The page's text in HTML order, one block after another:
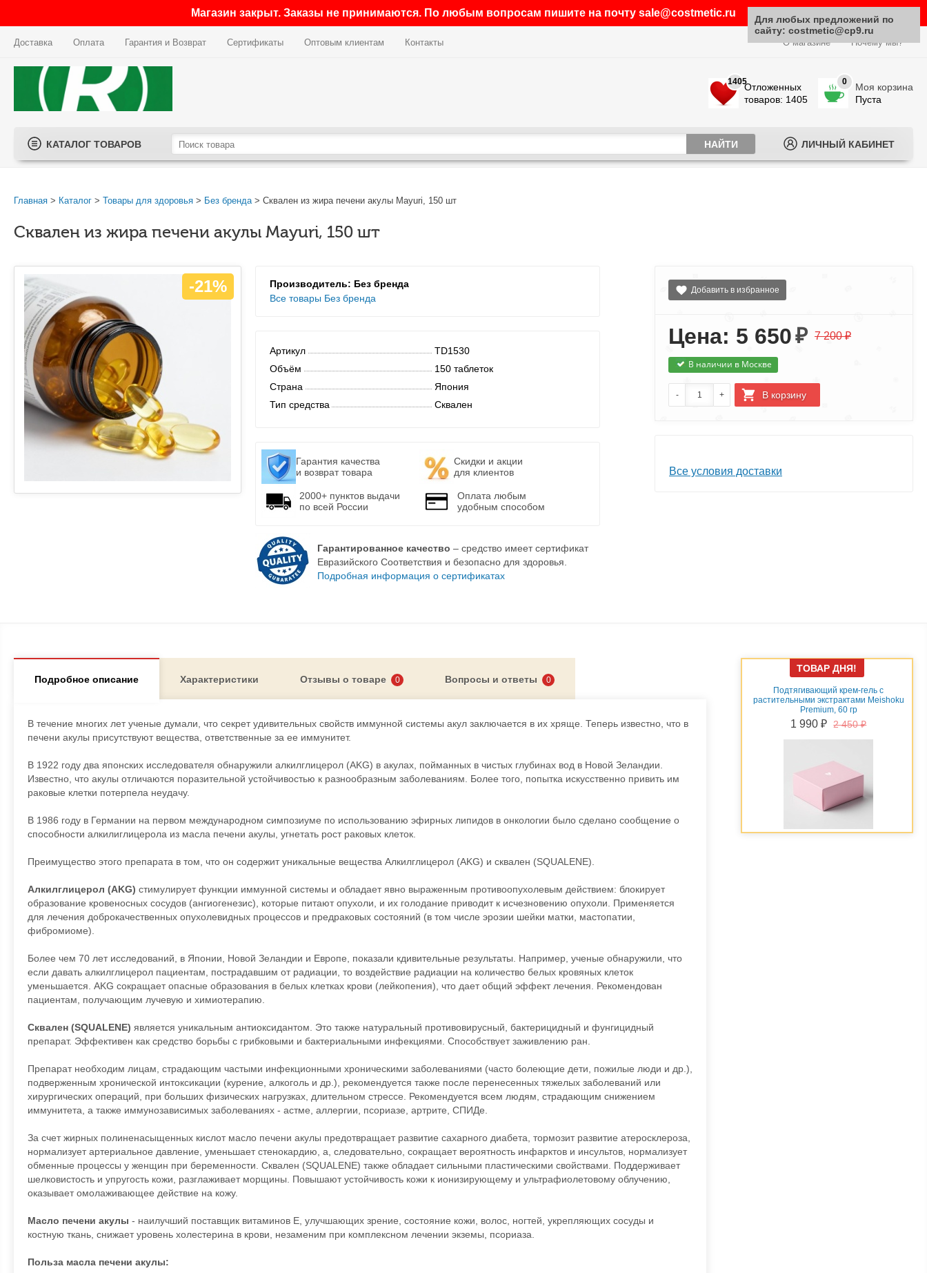
Магазин закрыт. Заказы не принимаются. По любым вопросам пишите на почту sale@costmetic.ru
Доставка Оплата Гарантия и Возврат Сертификаты Оптовым клиентам Контакты О магазине Почему мы?
1405Отложенных
товаров: 1405
0
Моя корзина
Пуста
КАТАЛОГ ТОВАРОВ ЛИЧНЫЙ КАБИНЕТ
Главная > Каталог > Товары для здоровья > Без бренда> Сквален из жира печени акулы Mayuri, 150 шт
Сквален из жира печени акулы Mayuri, 150 шт
-21% Добавить в избранное
Цена: 5 650₽ 7 200 ₽
В наличии в Москве
Все условия доставки
Производитель: Без бренда
Все товары Без бренда
Артикул
TD1530
Объём
150 таблеток
Страна
Япония
Тип средства
Сквален
Гарантия качества
и возврат товара
Скидки и акции
для клиентов
2000+ пунктов выдачи
по всей России
Оплата любым
удобным способом
Гарантированное качество – средство имеет сертификат
Евразийского Соответствия и безопасно для здоровья.
Подробная информация о сертификатах
Подробное описание Характеристики Отзывы о товаре 0 Вопросы и ответы 0
В течение многих лет ученые думали, что секрет удивительных свойств иммунной системы акул заключается в их хряще. Теперь известно, что в
печени акулы присутствуют вещества, ответственные за ее иммунитет.
В 1922 году два японских исследователя обнаружили алкилглицерол (AKG) в акулах, пойманных в чистых глубинах вод в Новой Зеландии.
Известно, что акулы отличаются поразительной устойчивостью к разнообразным заболеваниям. Более того, попытка искусственно привить им
раковые клетки потерпела неудачу.
В 1986 году в Германии на первом международном симпозиуме по использованию эфирных липидов в онкологии было сделано сообщение о
способности алкилиглицерола из масла печени акулы, угнетать рост раковых клеток.
Преимущество этого препарата в том, что он содержит уникальные вещества Алкилглицерол (AKG) и сквален (SQUALENE).
Алкилглицерол (AKG) стимулирует функции иммунной системы и обладает явно выраженным противоопухолевым действием: блокирует
образование кровеносных сосудов (ангиогенезис), которые питают опухоли, и их голодание приводит к исчезновению опухоли. Применяется
для лечения доброкачественных опухолевидных процессов и предраковых состояний (в том числе эрозии шейки матки, мастопатии,
фибромиоме).
Более чем 70 лет исследований, в Японии, Новой Зеландии и Европе, показали кдивительные результаты. Например, ученые обнаружили, что
если давать алкилглицерол пациентам, пострадавшим от радиации, то воздействие радиации на количество белых кровяных клеток
уменьшается. AKG сокращает опасные образования в белых клетках крови (лейкопения), что дает общий эффект лечения. Рекомендован
пациентам, получающим лучевую и химиотерапию.
Сквален (SQUALENE) является уникальным антиоксидантом. Это также натуральный противовирусный, бактерицидный и фунгицидный
препарат. Эффективен как средство борьбы с грибковыми и бактериальными инфекциями. Способствует заживлению ран.
Препарат необходим лицам, страдающим частыми инфекционными хроническими заболеваниями (часто болеющие дети, пожилые люди и др.),
подверженным хронической интоксикации (курение, алкоголь и др.), рекомендуется также после перенесенных тяжелых заболеваний или
хирургических операций, при больших физических нагрузках, длительном стрессе. Рекомендуется всем людям, страдающим снижением
иммунитета, а также иммунозависимых заболеваниях - астме, аллергии, псориазе, артрите, СПИДе.
За счет жирных полиненасыщенных кислот масло печени акулы предотвращает развитие сахарного диабета, тормозит развитие атеросклероза,
нормализует артериальное давление, уменьшает стенокардию, а, следовательно, сокращает вероятность инфарктов и инсультов, нормализует
обменные процессы у женщин при беременности. Сквален (SQUALENE) также обладает сильными пластическими свойствами. Поддерживает
шелковистость и упругость кожи, разглаживает морщины. Повышают устойчивость кожи к ионизирующему и ультрафиолетовому облучению,
оказывает омолаживающее действие на кожу.
Масло печени акулы - наилучший поставщик витаминов Е, улучшающих зрение, состояние кожи, волос, ногтей, укрепляющих сосуды и
костную ткань, снижает уровень холестерина в крови, незаменим при комплексном лечении экземы, псориаза.
Польза масла печени акулы:
ТОВАР ДНЯ!
Подтягивающий крем-гель c
растительными экстрактами Meishoku
Premium, 60 гр
1 990 ₽ 2 450 ₽
Для любых предложений по
сайту: costmetic@cp9.ru